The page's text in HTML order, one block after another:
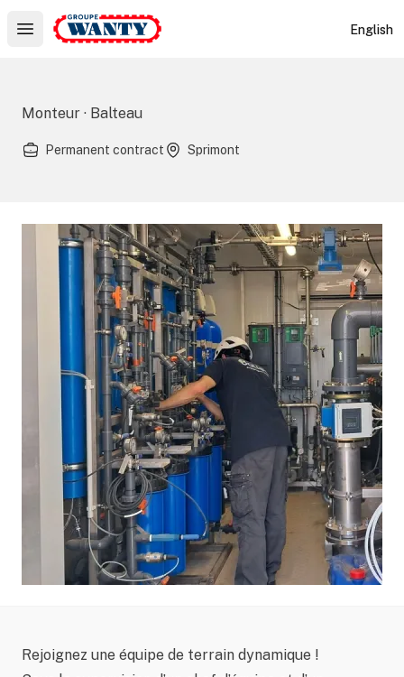
Open main menu
Le Groupe Wanty English
Monteur · Balteau
Permanent contract Sprimont
Rejoignez une équipe de terrain dynamique !